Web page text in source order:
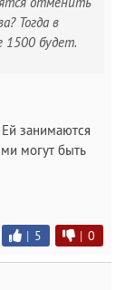
Тогда в
1500 будет.
занимаются
могут быть
| 5 | 0